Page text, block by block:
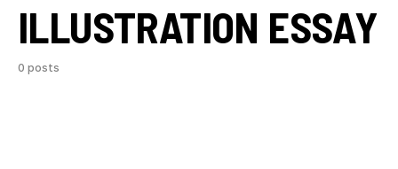
ILLUSTRATION ESSAY
0 posts